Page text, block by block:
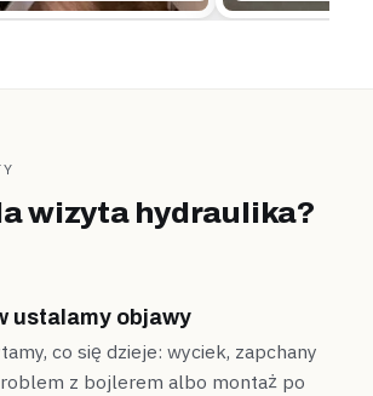
z pralki zaczęła wracać brudna
wizyta hydraulika?
ustalamy objawy
co się dzieje: wyciek, zapchany
z bojlerem albo montaż po